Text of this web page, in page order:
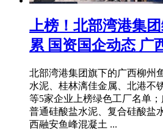
上榜！北部湾港集
累 国资国企动态 广
北部湾港集团旗下的广西柳州
水泥、桂林漓佳金属、北港不
等5家企业上榜绿色工厂名单
普通硅酸盐水泥、复合硅酸盐
西融安鱼峰混凝土 ...